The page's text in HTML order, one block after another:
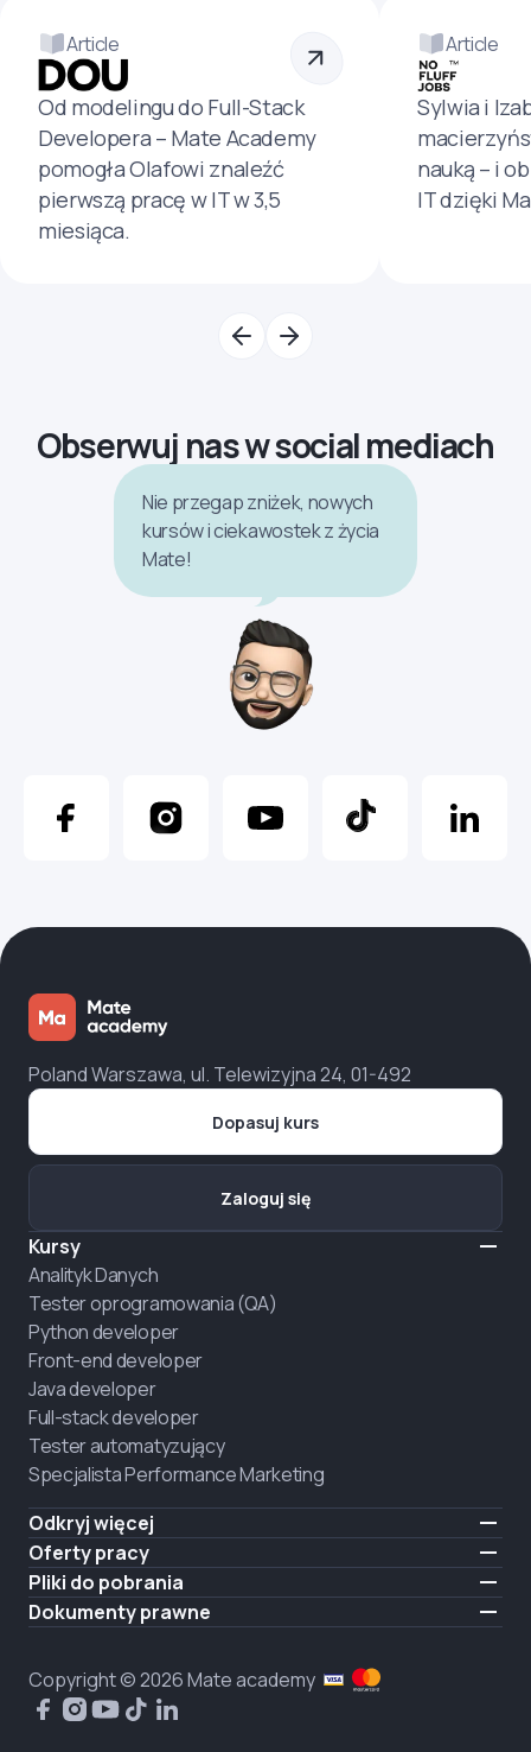
Article
Od modelingu do Full-Stack
Developera – Mate Academy
pomogła Olafowi znaleźć
pierwszą pracę w IT w 3,5
miesiąca.
Article
Sylwia i
nauką – i
IT dzięki
Obserwuj nas w social mediach
Nie przegap zniżek, nowych
kursów i ciekawostek z życia
Mate!
Poland Warszawa, ul. Telewizyjna 24, 01-492
Kursy
Analityk Danych
Tester oprogramowania (QA)
Python developer
Front-end developer
Java developer
Full-stack developer
Tester automatyzujący
Specjalista Performance Marketing
Odkryj więcej
Formaty nauczania
O nas
Ogłoszenie
Oferty pracy
Zatrudnij absolwenta
Pliki do pobrania
iOS
Dokumenty prawne
Polityka prywatności
Polityka plików cookies
Umowa publiczna
Dopasuj kurs
Zaloguj się
Copyright © 2026 Mate academy